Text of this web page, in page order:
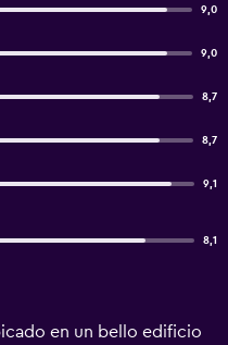
9,0
9,0
8,7
8,7
9,1
8,1
en un bello edificio